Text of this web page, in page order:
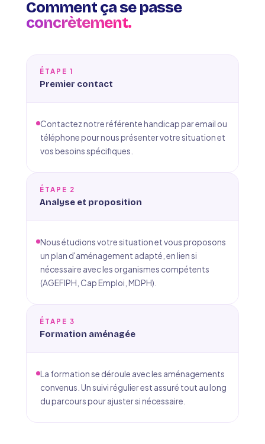
Comment ça se passe
concrètement.
ÉTAPE 1
Premier contact
Contactez notre référente handicap par email ou
téléphone pour nous présenter votre situation et
vos besoins spécifiques.
ÉTAPE 2
Analyse et proposition
Nous étudions votre situation et vous proposons
un plan d'aménagement adapté, en lien si
nécessaire avec les organismes compétents
(AGEFIPH, Cap Emploi, MDPH).
ÉTAPE 3
Formation aménagée
La formation se déroule avec les aménagements
convenus. Un suivi régulier est assuré tout au long
du parcours pour ajuster si nécessaire.